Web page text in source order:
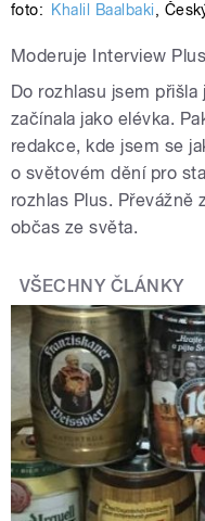
foto: Khalil Baalbaki,
Moderuje Interview
Do rozhlasu jsem
začínala jako elévka.
redakce, kde jsem se
o světovém dění pro
rozhlas Plus. Převážně
občas ze světa.
VŠECHNY ČLÁNKY